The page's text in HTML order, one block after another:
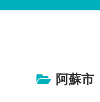
阿蘇市